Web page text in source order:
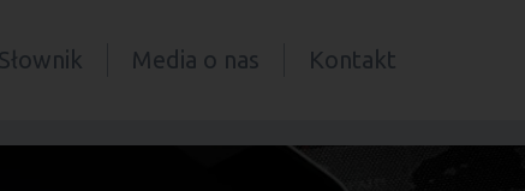
Słownik Media o nas Kontakt